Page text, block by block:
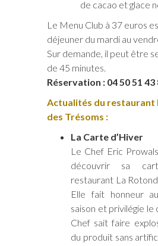
de cacao et glace
Le Menu Club à 37 euros
déjeuner du mardi au
Sur demande, il peut être
de 45 minutes.
Réservation : 04 50 51 43
Actualités du restaurant
des Trésoms :
La Carte d’Hiver
Le Chef Eric
découvrir sa
restaurant La
Elle fait honneur
saison et privilégie
Chef sait faire
du produit sans